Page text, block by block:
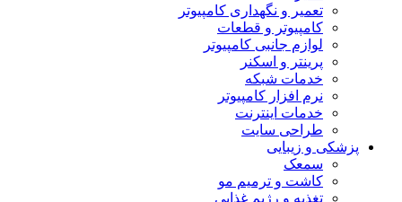
تعمیر و نگهداری کامپیوتر
کامپیوتر و قطعات
لوازم جانبی کامپیوتر
پرینتر و اسکنر
خدمات شبکه
نرم افزار کامپیوتر
خدمات اینترنت
طراحی سایت
پزشکی و زیبایی
سمعک
کاشت و ترمیم مو
تغذیه و رژیم غذایی